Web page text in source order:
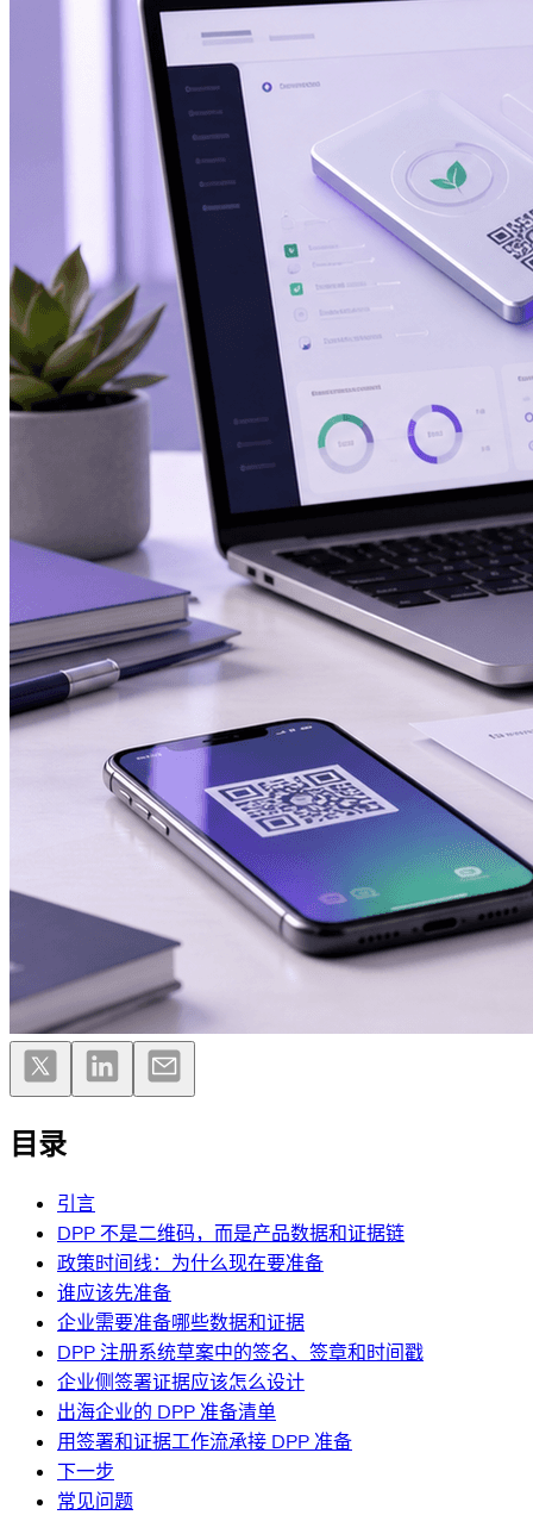
目录
引言
DPP 不是二维码，而是产品数据和证据链
政策时间线：为什么现在要准备
谁应该先准备
企业需要准备哪些数据和证据
DPP 注册系统草案中的签名、签章和时间戳
企业侧签署证据应该怎么设计
出海企业的 DPP 准备清单
用签署和证据工作流承接 DPP 准备
下一步
常见问题